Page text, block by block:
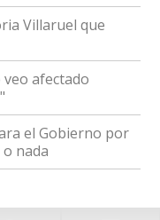
Villaruel que
afectado
el Gobierno por
nada